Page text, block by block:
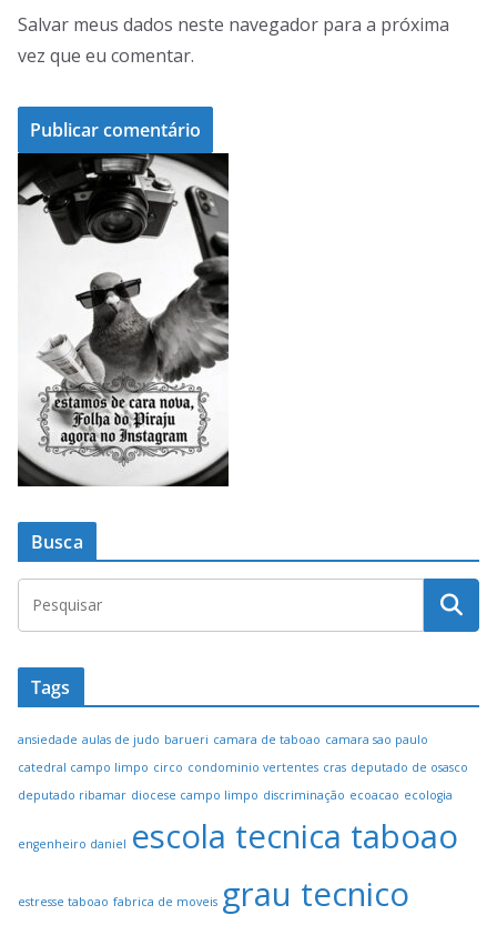
Salvar meus dados neste navegador para a próxima
vez que eu comentar.
Busca
Tags
ansiedade aulas de judo barueri camara de taboao camara sao paulo
catedral campo limpo circo condominio vertentes cras deputado de osasco
deputado ribamar diocese campo limpo discriminação ecoacao ecologia
engenheiro daniel escola tecnica taboao
estresse taboao fabrica de moveis grau tecnico